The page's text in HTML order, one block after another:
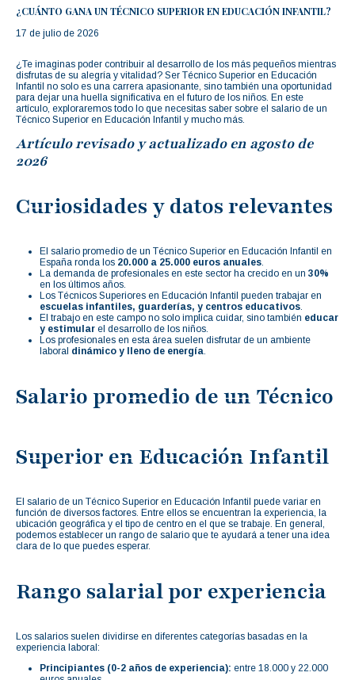
¿CUÁNTO GANA UN TÉCNICO SUPERIOR EN EDUCACIÓN INFANTIL?
17 de julio de 2026
¿Te imaginas poder contribuir al desarrollo de los más pequeños mientras
disfrutas de su alegría y vitalidad? Ser Técnico Superior en Educación
Infantil no solo es una carrera apasionante, sino también una oportunidad
para dejar una huella significativa en el futuro de los niños. En este
artículo, exploraremos todo lo que necesitas saber sobre el salario de un
Técnico Superior en Educación Infantil y mucho más.
Artículo revisado y actualizado en agosto de
2026
Curiosidades y datos relevantes
El salario promedio de un Técnico Superior en Educación Infantil en
España ronda los 20.000 a 25.000 euros anuales.
La demanda de profesionales en este sector ha crecido en un 30%
en los últimos años.
Los Técnicos Superiores en Educación Infantil pueden trabajar en
escuelas infantiles, guarderías, y centros educativos.
El trabajo en este campo no solo implica cuidar, sino también educar
y estimular el desarrollo de los niños.
Los profesionales en esta área suelen disfrutar de un ambiente
laboral dinámico y lleno de energía.
Salario promedio de un Técnico
Superior en Educación Infantil
El salario de un Técnico Superior en Educación Infantil puede variar en
función de diversos factores. Entre ellos se encuentran la experiencia, la
ubicación geográfica y el tipo de centro en el que se trabaje. En general,
podemos establecer un rango de salario que te ayudará a tener una idea
clara de lo que puedes esperar.
Rango salarial por experiencia
Los salarios suelen dividirse en diferentes categorías basadas en la
experiencia laboral:
Principiantes (0-2 años de experiencia): entre 18.000 y 22.000